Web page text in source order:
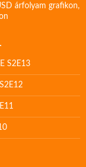
árfolyam grafikon,
S2E13